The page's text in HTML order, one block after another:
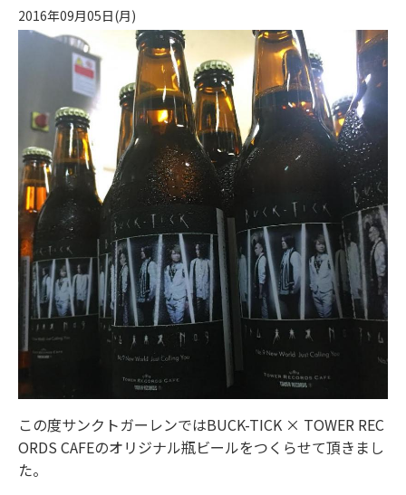
2016年09月05日(月)
この度サンクトガーレンではBUCK-TICK × TOWER REC
ORDS CAFEのオリジナル瓶ビールをつくらせて頂きまし
た。